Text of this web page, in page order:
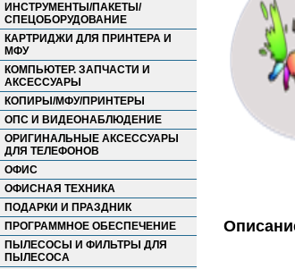
ИНСТРУМЕНТЫ/ПАКЕТЫ/
СПЕЦОБОРУДОВАНИЕ
КАРТРИДЖИ ДЛЯ ПРИНТЕРА И
МФУ
КОМПЬЮТЕР. ЗАПЧАСТИ И
АКСЕССУАРЫ
КОПИРЫ/МФУ/ПРИНТЕРЫ
ОПС И ВИДЕОНАБЛЮДЕНИЕ
ОРИГИНАЛЬНЫЕ АКСЕССУАРЫ
ДЛЯ ТЕЛЕФОНОВ
ОФИС
ОФИСНАЯ ТЕХНИКА
ПОДАРКИ И ПРАЗДНИК
ПРОГРАММНОЕ ОБЕСПЕЧЕНИЕ
ПЫЛЕСОСЫ И ФИЛЬТРЫ ДЛЯ
ПЫЛЕСОСА